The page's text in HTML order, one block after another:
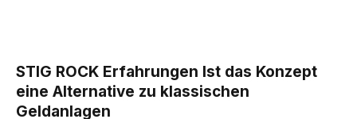
STIG ROCK Erfahrungen Ist das Konzept
eine Alternative zu klassischen
Geldanlagen